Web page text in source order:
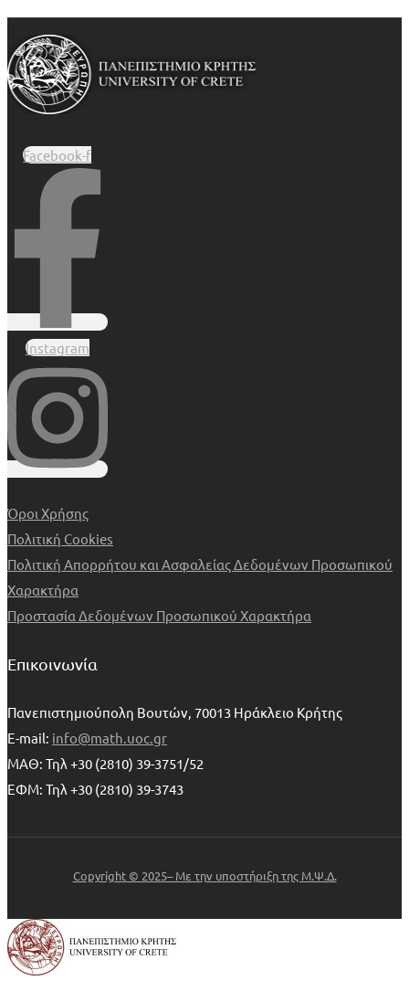
Facebook-f
Instagram
Όροι Χρήσης
Πολιτική Cookies
Πολιτική Απορρήτου και Ασφαλείας Δεδομένων Προσωπικού
Χαρακτήρα
Προστασία Δεδομένων Προσωπικού Χαρακτήρα
Επικοινωνία
Πανεπιστημιούπολη Βουτών, 70013 Ηράκλειο Κρήτης
E-mail: info@math.uoc.gr
ΜΑΘ: Τηλ +30 (2810) 39-3751/52
ΕΦΜ: Τηλ +30 (2810) 39-3743
Copyright © 2025– Με την υποστήριξη της Μ.Ψ.Δ.